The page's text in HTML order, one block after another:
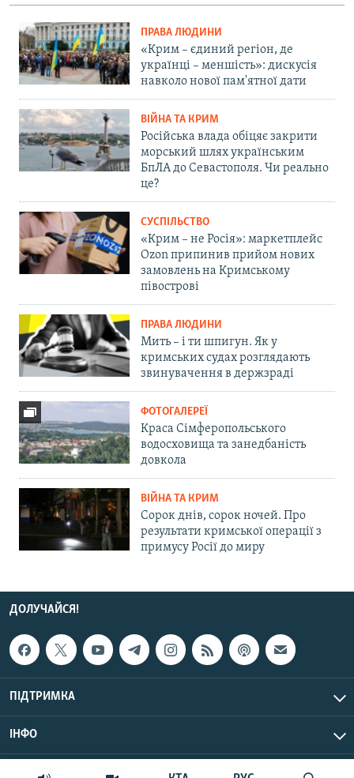
ПРАВА ЛЮДИНИ
«Крим – єдиний регіон, де
українці – меншість»: дискусія
навколо нової пам'ятної дати
ВІЙНА ТА КРИМ
Російська влада обіцяє закрити
морський шлях українським
БпЛА до Севастополя. Чи реально
це?
СУСПІЛЬСТВО
«Крим – не Росія»: маркетплейс
Ozon припинив прийом нових
замовлень на Кримському
півострові
ПРАВА ЛЮДИНИ
Мить – і ти шпигун. Як у
кримських судах розглядають
звинувачення в держзраді
ФОТОГАЛЕРЕЇ
Краса Сімферопольського
водосховища та занедбаність
довкола
ВІЙНА ТА КРИМ
Сорок днів, сорок ночей. Про
результати кримської операції з
примусу Росії до миру
ДОЛУЧАЙСЯ!
ПІДТРИМКА
ІНФО